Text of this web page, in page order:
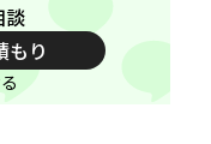
談
もり